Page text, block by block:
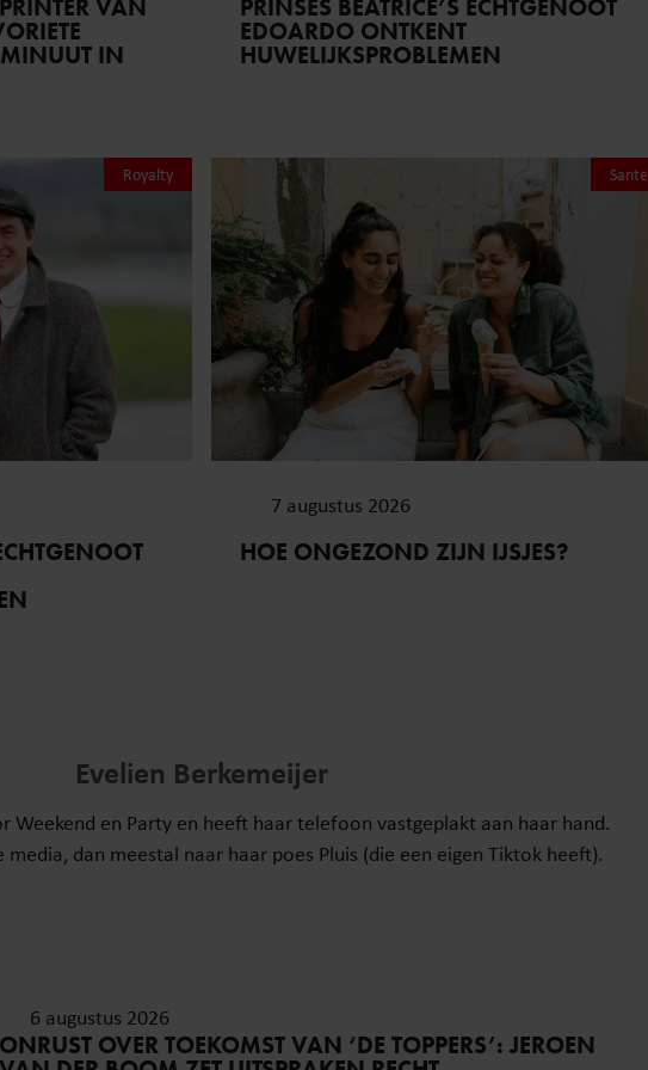
VAN
IN
PRINSES BEATRICE’S ECHTGENOOT
EDOARDO ONTKENT
HUWELIJKSPROBLEMEN
Royalty Sante
7 augustus 2026
HOE ONGEZOND ZIJN IJSJES?
Evelien Berkemeijer
Weekend en Party en heeft haar telefoon vastgeplakt aan haar hand.
dan meestal naar haar poes Pluis (die een eigen Tiktok heeft).
6 augustus 2026
ONRUST OVER TOEKOMST VAN ‘DE TOPPERS’: JEROEN